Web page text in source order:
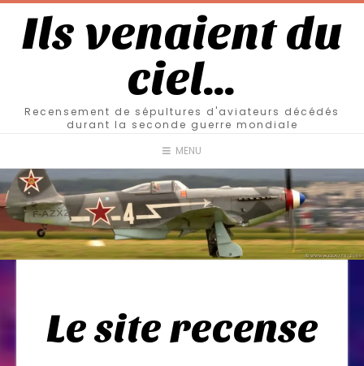
Ils venaient du
ciel…
Recensement de sépultures d'aviateurs décédés
durant la seconde guerre mondiale
MENU
Le site recense